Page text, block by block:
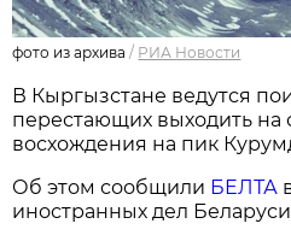
фото из архива / РИА Новости
В Кыргызстане ведутся
перестающих выходить на
восхождения на пик
Об этом сообщили БЕЛТА
иностранных дел